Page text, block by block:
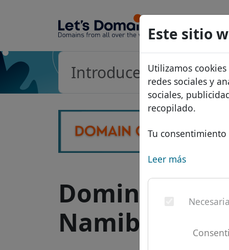
Este sitio
Utilizamos
redes sociales y
sociales,
recopilado.
Tu
Leer más
Dominios
Base de
Lista de
Transferir
Dominio
Namibia